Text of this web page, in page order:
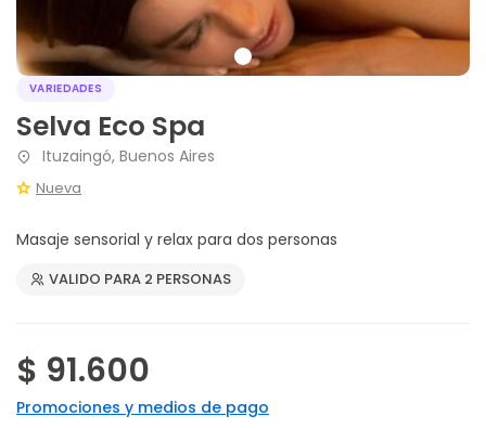
VARIEDADES
Selva Eco Spa
Ituzaingó, Buenos Aires
Nueva
Masaje sensorial y relax para dos personas
VALIDO PARA 2 PERSONAS
$ 91.600
Promociones y medios de pago